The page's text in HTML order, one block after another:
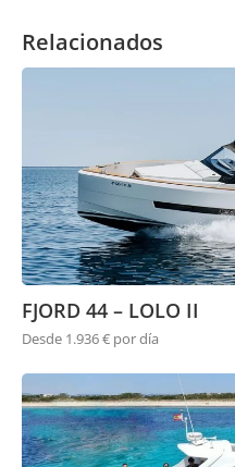
Relacionados
FJORD 44 – LOLO II
Desde 1.936 € por día